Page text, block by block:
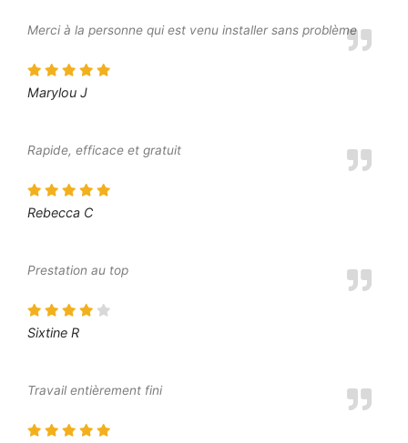
Merci à la personne qui est venu installer sans problème
Marylou J
Rapide, efficace et gratuit
Rebecca C
Prestation au top
Sixtine R
Travail entièrement fini